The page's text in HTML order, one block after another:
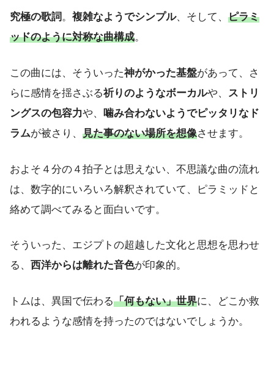
究極の歌詞。 複雑なようでシンプル、そして、 ピラミ
ッドのように対称な曲構成。
この曲には、そういった神がかった基盤があって、さ
らに感情を揺さぶる祈りのようなボーカルや、 ストリ
ングスの包容力や、 噛み合わないようでピッタリなド
ラムが被さり、 見た事のない場所を想像させます。
およそ４分の４拍子とは思えない、不思議な曲の流れ
は、数字的にいろいろ解釈されていて、ピラミッドと
絡めて調べてみると面白いです。
そういった、エジプトの超越した文化と思想を思わせ
る、
西洋からは離れた音色が印象的。
トムは、異国で伝わる「何もない」世界に、どこか救
われるような感情を持ったのではないでしょうか。